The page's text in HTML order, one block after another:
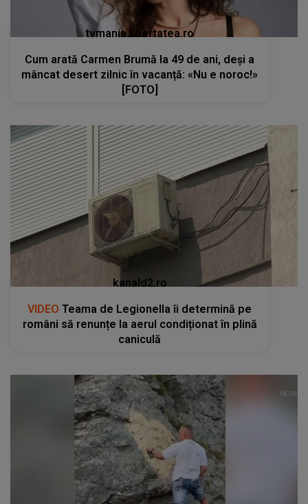
tvmania.libertatea.ro
Cum arată Carmen Brumă la 49 de ani, deși a
mâncat desert zilnic în vacanță: «Nu e noroc!»
[FOTO]
kanald2.ro
VIDEO Teama de Legionella îi determină pe
români să renunțe la aerul condiționat în plină
caniculă